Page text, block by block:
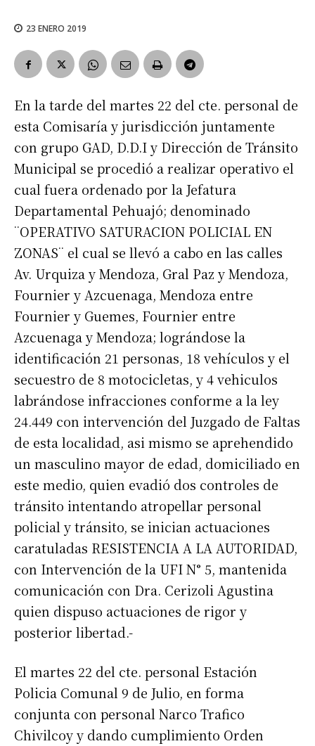
23 ENERO 2019
En la tarde del martes 22 del cte. personal de
esta Comisaría y jurisdicción juntamente
con grupo GAD, D.D.I y Dirección de Tránsito
Municipal se procedió a realizar operativo el
cual fuera ordenado por la Jefatura
Departamental Pehuajó; denominado
¨OPERATIVO SATURACION POLICIAL EN
ZONAS¨ el cual se llevó a cabo en las calles
Av. Urquiza y Mendoza, Gral Paz y Mendoza,
Fournier y Azcuenaga, Mendoza entre
Fournier y Guemes, Fournier entre
Azcuenaga y Mendoza; lográndose la
identificación 21 personas, 18 vehículos y el
secuestro de 8 motocicletas, y 4 vehiculos
labrándose infracciones conforme a la ley
24.449 con intervención del Juzgado de Faltas
de esta localidad, asi mismo se aprehendido
un masculino mayor de edad, domiciliado en
este medio, quien evadió dos controles de
tránsito intentando atropellar personal
policial y tránsito, se inician actuaciones
caratuladas RESISTENCIA A LA AUTORIDAD,
con Intervención de la UFI N° 5, mantenida
comunicación con Dra. Cerizoli Agustina
quien dispuso actuaciones de rigor y
posterior libertad.-
El martes 22 del cte. personal Estación
Policia Comunal 9 de Julio, en forma
conjunta con personal Narco Trafico
Chivilcoy y dando cumplimiento Orden